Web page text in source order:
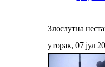
Злослутна
уторак, 07 јул